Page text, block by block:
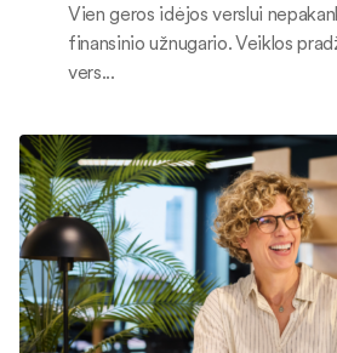
Vien geros idėjos verslui
finansinio užnugario. Veiklos
vers...